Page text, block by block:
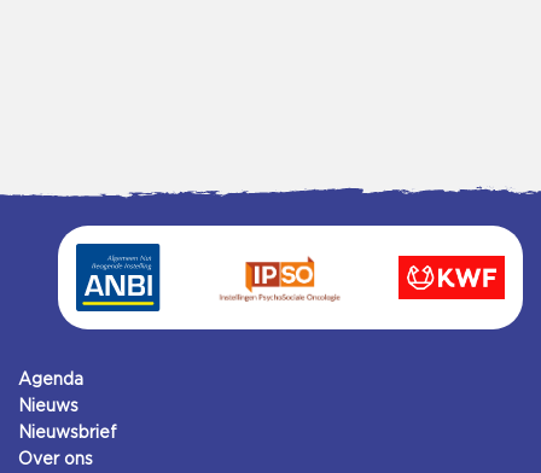
Agenda
Nieuws
Nieuwsbrief
Over ons